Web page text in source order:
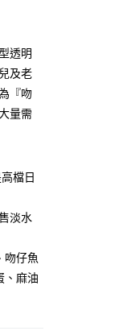
透明
及老
『吻
量需
檔日
淡水
吻仔魚
、麻油